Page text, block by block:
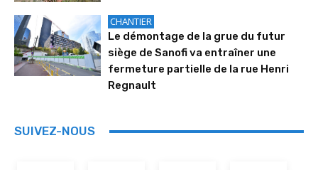
CHANTIER
Le démontage de la grue du futur
siège de Sanofi va entraîner une
fermeture partielle de la rue Henri
Regnault
SUIVEZ-NOUS